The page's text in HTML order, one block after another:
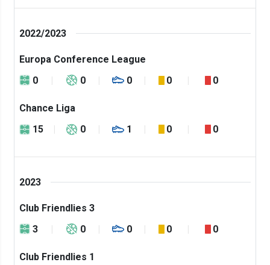
2022/2023
Europa Conference League
0
0 0 0 0
Chance Liga
15
0 1 0 0
2023
Club Friendlies 3
3
0 0 0 0
Club Friendlies 1